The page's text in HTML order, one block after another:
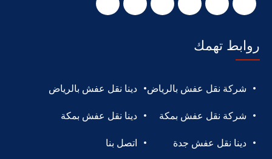
روابط تهمك
شركة نقل عفش بالرياض دينا نقل عفش بالرياض
شركة نقل عفش بمكة دينا نقل عفش بمكة
دينا نقل عفش جدة اتصل بنا